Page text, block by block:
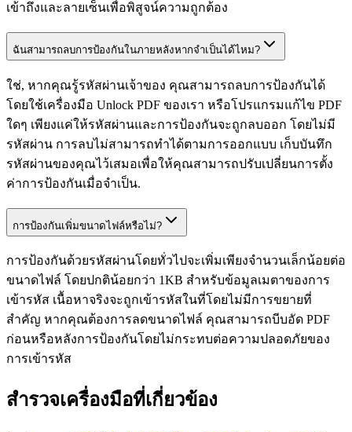
เข้าถึงและลายเซ็นเพื่อพิสูจน์ความถูกต้อง
ฉันสามารถลบการป้องกันในภายหลังหากจำเป็นได้ไหม?
ใช่, หากคุณรู้รหัสผ่านเจ้าของ คุณสามารถลบการป้องกันได้
โดยใช้เครื่องมือ Unlock PDF ของเรา หรือโปรแกรมแก้ไข PDF
ใดๆ เพียงแค่ให้รหัสผ่านและการป้องกันจะถูกลบออก โดยไม่มี
รหัสผ่าน การลบไม่สามารถทำได้ตามการออกแบบ เก็บบันทึก
รหัสผ่านของคุณไว้เสมอเพื่อให้คุณสามารถปรับเปลี่ยนการตั้ง
ค่าการป้องกันเมื่อจำเป็น.
การป้องกันเพิ่มขนาดไฟล์หรือไม่?
การป้องกันด้วยรหัสผ่านโดยทั่วไปจะเพิ่มเพียงจำนวนเล็กน้อยต่อ
ขนาดไฟล์ โดยปกติน้อยกว่า 1KB สำหรับข้อมูลเมตาของการ
เข้ารหัส เนื้อหาจริงจะถูกเข้ารหัสในที่โดยไม่มีการขยายที่
สำคัญ หากคุณต้องการลดขนาดไฟล์ คุณสามารถบีบอัด PDF
ก่อนหรือหลังการป้องกันโดยไม่กระทบต่อความปลอดภัยของ
การเข้ารหัส
สำรวจเครื่องมือที่เกี่ยวข้อง